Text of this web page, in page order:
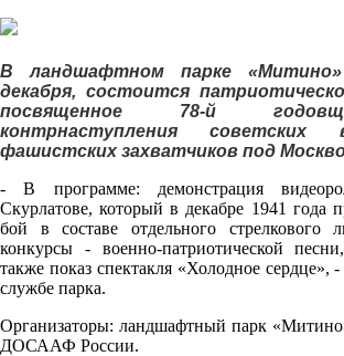
В ландшафтном парке
декабря, состоится
посвященное 78-й
контрнаступления советских
фашистских захватчиков под
- В программе: демонстрация
Скурлатове, который в декабре 1941 года
бой в составе отдельного стрелкового
конкурсы - военно-патриотической
также показ спектакля «Холодное сердце», -
службе парка.
Организаторы: ландшафтный парк
ДОСААФ России.